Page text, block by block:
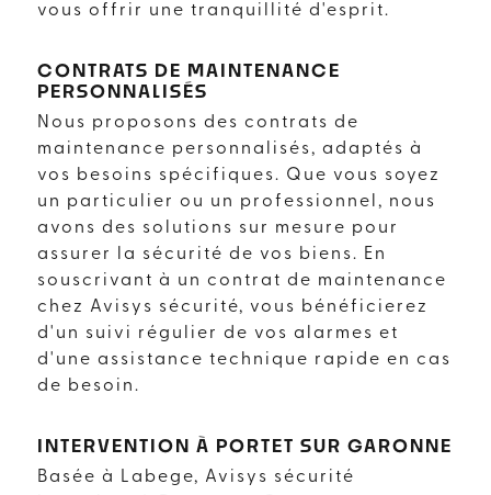
vous offrir une tranquillité d'esprit.
CONTRATS DE MAINTENANCE
PERSONNALISÉS
Nous proposons des contrats de
maintenance personnalisés, adaptés à
vos besoins spécifiques. Que vous soyez
un particulier ou un professionnel, nous
avons des solutions sur mesure pour
assurer la sécurité de vos biens. En
souscrivant à un contrat de maintenance
chez Avisys sécurité, vous bénéficierez
d'un suivi régulier de vos alarmes et
d'une assistance technique rapide en cas
de besoin.
INTERVENTION À PORTET SUR GARONNE
Basée à Labege, Avisys sécurité